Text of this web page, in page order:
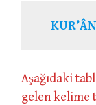
Aşağıdaki
gelen kelime